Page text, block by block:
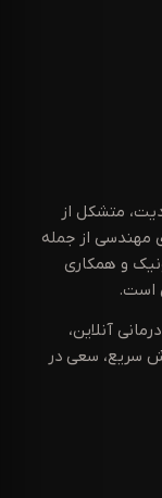
متشکل از
مهندسی از جمله
و همکاری
است.
آنلاین،
سریع، سعی در